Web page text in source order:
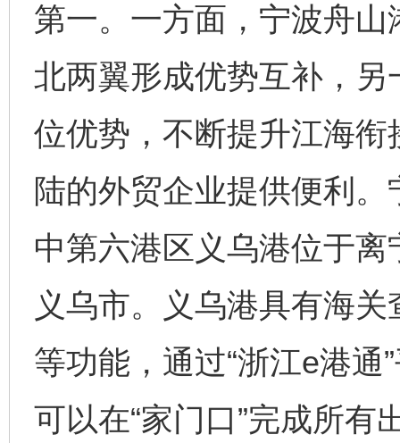
第一。一方面，宁波舟
北两翼形成优势互补，
位优势，不断提升江海
陆的外贸企业提供便利
中第六港区义乌港位于
义乌市。义乌港具有海
等功能，通过“浙江e港
可以在“家门口”完成所有